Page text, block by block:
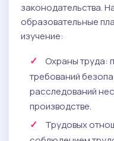
законодательства.
образовательные
изучение:
Охраны труда:
требований
расследований
производстве.
Трудовых